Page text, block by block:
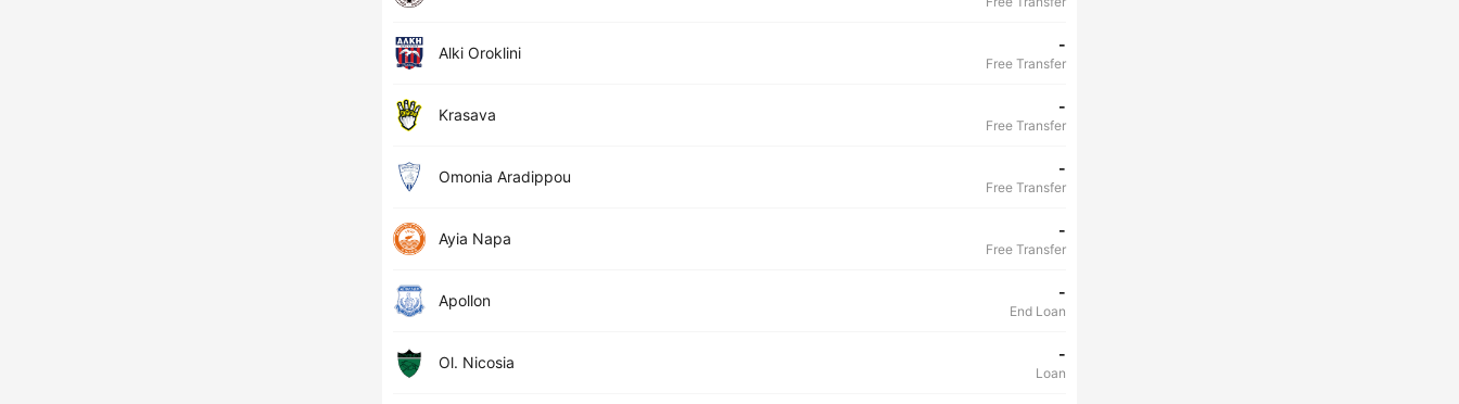
Alki Oroklini -
Free Transfer
Krasava -
Free Transfer
Omonia Aradippou -
Free Transfer
Ayia Napa -
Free Transfer
Apollon -
End Loan
Ol. Nicosia -
Loan